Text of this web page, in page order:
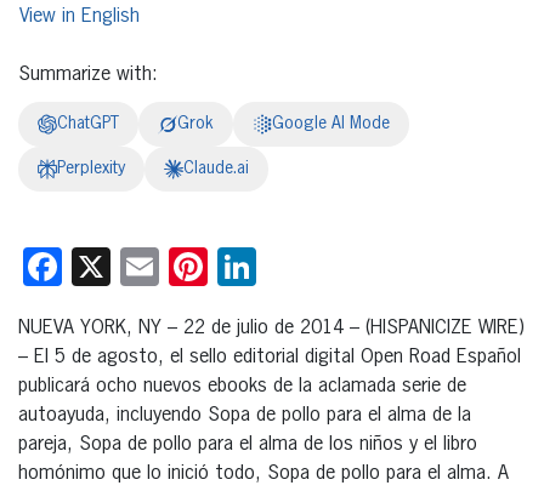
English
Summarize with:
ChatGPT Grok Google AI Mode
Perplexity Claude.ai
Facebook
X EmailPinterest
NUEVA YORK, NY – 22 de julio de 2014 – (HISPANICIZE WIRE)
– El 5 de agosto, el sello editorial digital Open Road Español
publicará ocho nuevos ebooks de la aclamada serie de
autoayuda, incluyendo Sopa de pollo para el alma de la
pareja, Sopa de pollo para el alma de los niños y el libro
homónimo que lo inició todo, Sopa de pollo para el alma. A